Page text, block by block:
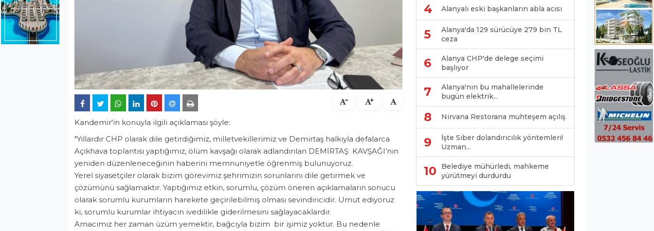
Kandemir'in konuyla ilgili açıklaması şöyle:
"Yıllardır CHP olarak dile getirdiğimiz, milletvekillerimiz ve Demirtaş halkıyla defalarca
Açıkhava toplantısı yaptığımız, ölüm kavşağı olarak adlandırılan DEMİRTAŞ KAVŞAĞI’nın
yeniden düzenleneceğinin haberini memnuniyetle öğrenmiş bulunuyoruz.
Yerel siyasetçiler olarak bizim görevimiz şehrimizin sorunlarını dile getirmek ve
çözümünü sağlamaktır. Yaptığımız etkin, sorumlu, çözüm öneren açıklamaların sonucu
olarak sorumlu kurumların harekete geçirilebilmiş olması sevindiricidir. Umut ediyoruz
ki, sorumlu kurumlar ihtiyacın ivedilikle giderilmesini sağlayacaklardır.
Amacımız her zaman üzüm yemektir, bağcıyla bizim bir işimiz yoktur. Bu nedenle
4 Alanyalı eski başkanların abla acısı
5
Alanya'da 129 sürücüye 279 bin TL
ceza
6
Alanya CHP'de delege seçimi
başlıyor
7
Alanya'nın bu mahallelerinde
bugün elektrik...
8 Nirvana Restorana muhteşem açılış
9
İşte Siber dolandırıcılık yöntemleri!
Uzman...
10
Belediye mühürledi, mahkeme
yürütmeyi durdurdu